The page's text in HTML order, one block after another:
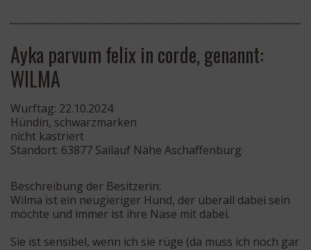
Ayka parvum felix in corde, genannt:
WILMA
Wurftag: 22.10.2024
Hündin, schwarzmarken
nicht kastriert
Standort: 63877 Sailauf Nähe Aschaffenburg
Beschreibung der Besitzerin:
Wilma ist ein neugieriger Hund, der überall dabei sein
möchte und immer ist ihre Nase mit dabei.
Sie ist sensibel, wenn ich sie rüge (da muss ich noch gar